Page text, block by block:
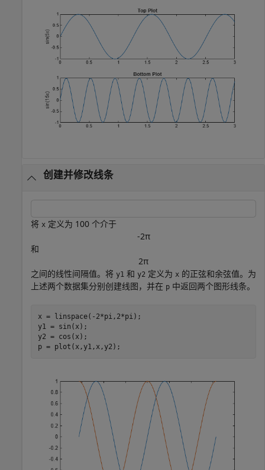
创建并修改线条
将 x 定义为 100 个介于
-2π
和
2π
之间的线性间隔值。将 y1 和 y2 定义为 x 的正弦和余弦值。为
上述两个数据集分别创建线图，并在 p 中返回两个图形线条。
x = linspace(-2*pi,2*pi);
y1 = sin(x);
y2 = cos(x);
p = plot(x,y1,x,y2);